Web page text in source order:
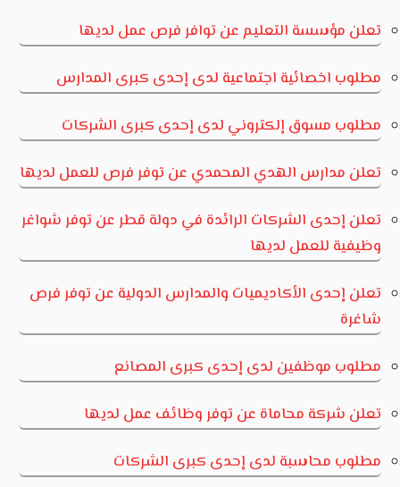
تعلن مؤسسة التعليم عن توافر فرص عمل لديها
مطلوب اخصائية اجتماعية لدى إحدى كبرى المدارس
مطلوب مسوق إلكتروني لدى إحدى كبرى الشركات
تعلن مدارس الهدي المحمدي عن توفر فرص للعمل لديها
تعلن إحدى الشركات الرائدة في دولة قطر عن توفر شواغر
وظيفية للعمل لديها
تعلن إحدى الأكاديميات والمدارس الدولية عن توفر فرص
شاغرة
مطلوب موظفين لدى إحدى كبرى المصانع
تعلن شركة محاماة عن توفر وظائف عمل لديها
مطلوب محاسبة لدى إحدى كبرى الشركات